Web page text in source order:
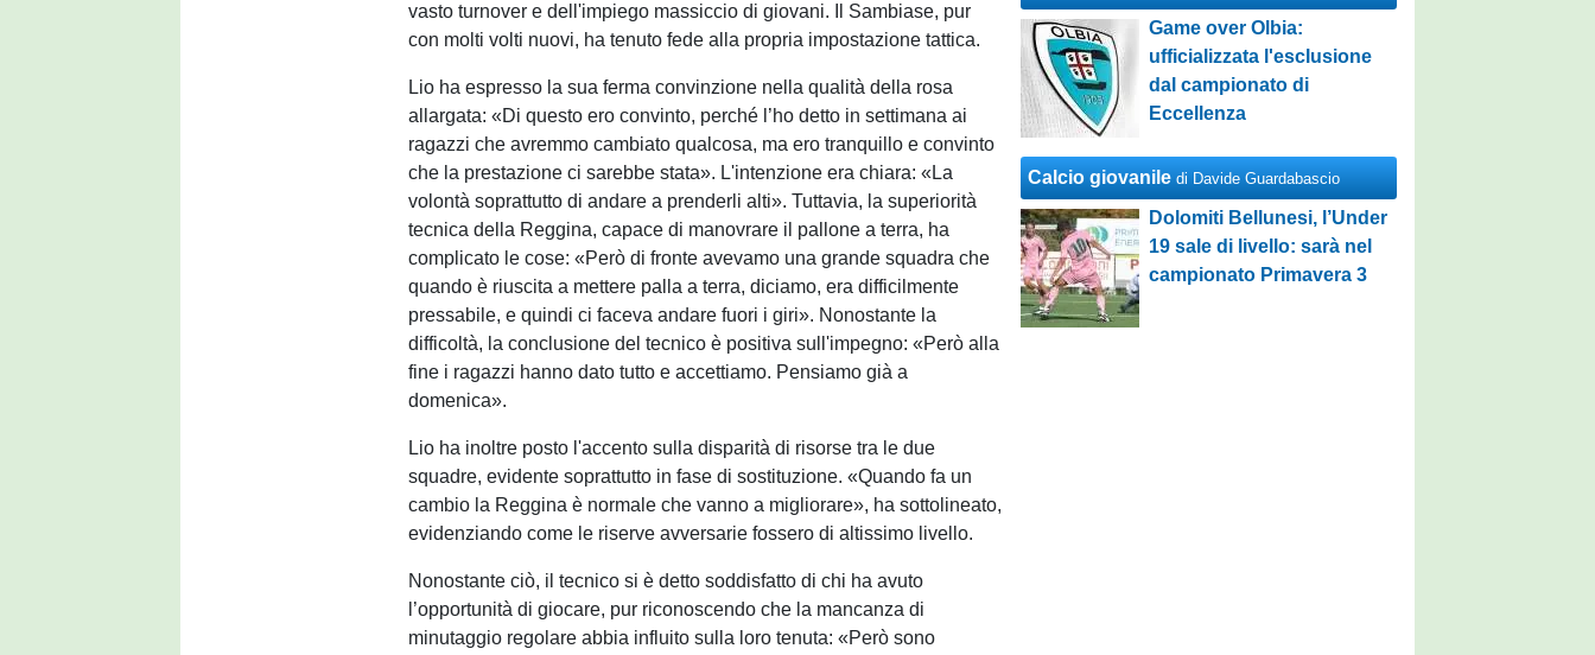
vasto turnover e dell'impiego massiccio di giovani. Il Sambiase, pur
con molti volti nuovi, ha tenuto fede alla propria impostazione tattica.
Lio ha espresso la sua ferma convinzione nella qualità della rosa
allargata: «Di questo ero convinto, perché l’ho detto in settimana ai
ragazzi che avremmo cambiato qualcosa, ma ero tranquillo e convinto
che la prestazione ci sarebbe stata». L'intenzione era chiara: «La
volontà soprattutto di andare a prenderli alti». Tuttavia, la superiorità
tecnica della Reggina, capace di manovrare il pallone a terra, ha
complicato le cose: «Però di fronte avevamo una grande squadra che
quando è riuscita a mettere palla a terra, diciamo, era difficilmente
pressabile, e quindi ci faceva andare fuori i giri». Nonostante la
difficoltà, la conclusione del tecnico è positiva sull'impegno: «Però alla
fine i ragazzi hanno dato tutto e accettiamo. Pensiamo già a
domenica».
Lio ha inoltre posto l'accento sulla disparità di risorse tra le due
squadre, evidente soprattutto in fase di sostituzione. «Quando fa un
cambio la Reggina è normale che vanno a migliorare», ha sottolineato,
evidenziando come le riserve avversarie fossero di altissimo livello.
Nonostante ciò, il tecnico si è detto soddisfatto di chi ha avuto
l’opportunità di giocare, pur riconoscendo che la mancanza di
minutaggio regolare abbia influito sulla loro tenuta: «Però sono
Game over Olbia:
ufficializzata l'esclusione
dal campionato di
Eccellenza
Calcio giovanile di Davide Guardabascio
Dolomiti Bellunesi, l’Under
19 sale di livello: sarà nel
campionato Primavera 3